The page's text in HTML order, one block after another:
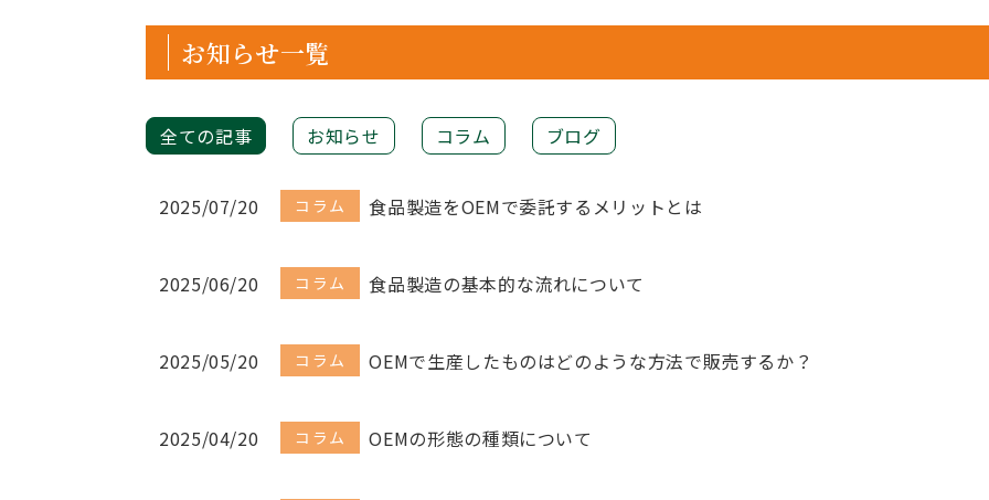
お知らせ一覧
全ての記事 お知らせ コラム ブログ
2025/07/20 コラム 食品製造をOEMで委託するメリットとは
2025/06/20 コラム 食品製造の基本的な流れについて
2025/05/20 コラム OEMで生産したものはどのような方法で販売するか？
2025/04/20 コラム OEMの形態の種類について